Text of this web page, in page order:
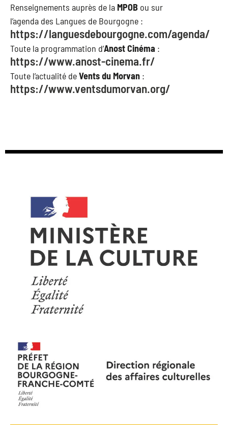
Renseignements auprès de la MPOBou sur
l’agenda des Langues de Bourgogne :
https://languesdebourgogne.com/agenda/
Toute la programmation d’Anost Cinéma :
https://www.anost-cinema.fr/
Toute l’actualité deVents du Morvan:
https://www.ventsdumorvan.org/